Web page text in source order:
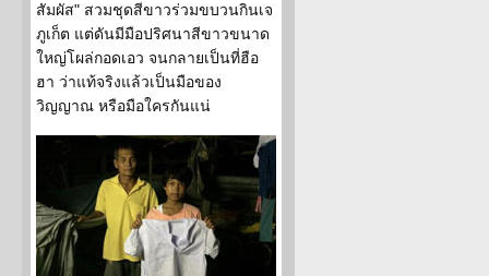
สัมผัส" สวมชุดสีขาวร่วมขบวนกินเจ
ภูเก็ต แต่ดันมีมือปริศนาสีขาวขนาด
ใหญ่โผล่กอดเอว จนกลายเป็นที่ฮือ
ฮา ว่าแท้จริงแล้วเป็นมือของ
วิญญาณ หรือมือใครกันแน่